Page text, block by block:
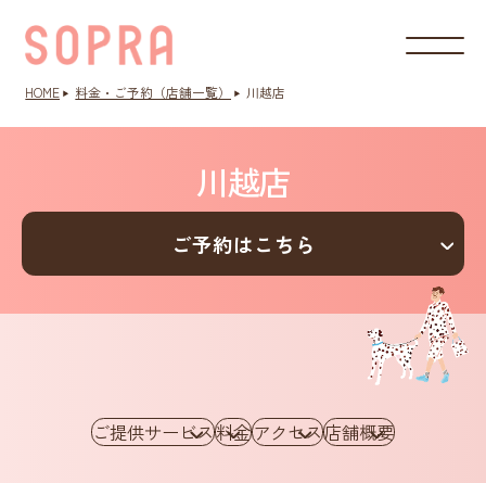
HOME 料金・ご予約（店舗一覧） 川越店
川越店
ご予約はこちら
ご提供サービス料金アクセス店舗概要